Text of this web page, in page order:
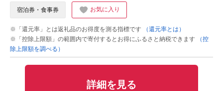
宿泊券・食事券 お気に入り
※「還元率」とは返礼品のお得度を測る指標です
（還元率とは）
※「控除上限額」の範囲内で寄付するとお得にふるさと納税できます
（控
除上限額を調べる）
詳細を見る